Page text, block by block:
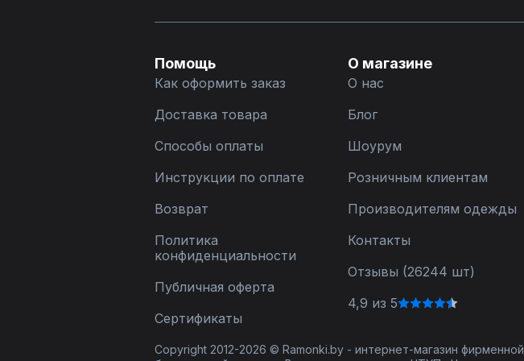
Помощь
Как оформить заказ
Доставка товара
Способы оплаты
Инструкции по оплате
Возврат
Политика
конфиденциальности
Публичная оферта
Сертификаты
О магазине
О нас
Блог
Шоурум
Розничным клиентам
Производителям одежды
Контакты
Отзывы (26244 шт)
4,9 из 5
Copyright 2012-2026 © Ramonki.by - интернет-магазин фирменной